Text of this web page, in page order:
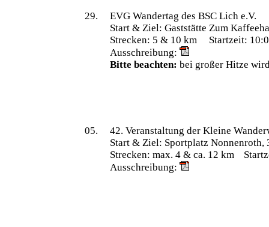
29.
EVG Wandertag des BSC Lich e.V.
Start & Ziel: Gaststätte Zum
Strecken: 5 & 10 km Startzeit:
Ausschreibung:
Bitte beachten: bei großer Hitze
05.
42. Veranstaltung der Kleine
Start & Ziel: Sportplatz Nonnenroth,
Strecken: max. 4 & ca. 12 km
Ausschreibung: